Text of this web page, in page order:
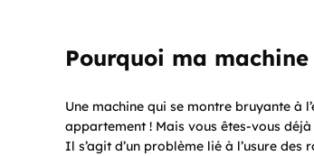
Pourquoi ma
Une machine qui se montre bruyante à
appartement ! Mais vous êtes-vous
Il s’agit d’un problème lié à l’usure